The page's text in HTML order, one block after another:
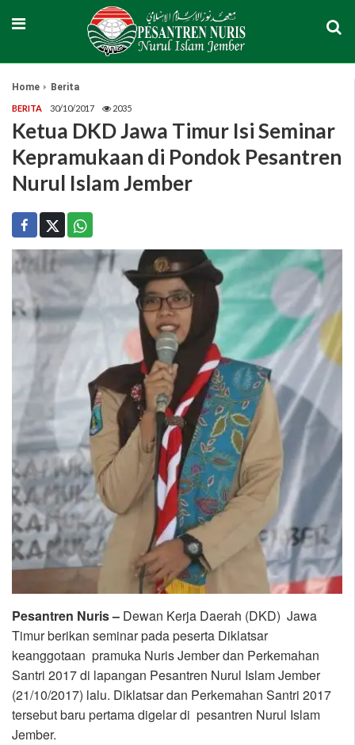
Home Berita
BERITA 30/10/2017 2035
Ketua DKD Jawa Timur Isi Seminar
Kepramukaan di Pondok Pesantren
Nurul Islam Jember
Pesantren Nuris – Dewan Kerja Daerah (DKD) Jawa
Timur berikan seminar pada peserta Diklatsar
keanggotaan pramuka Nuris Jember dan Perkemahan
Santri 2017 di lapangan Pesantren Nurul Islam Jember
(21/10/2017) lalu. Diklatsar dan Perkemahan Santri 2017
tersebut baru pertama digelar di pesantren Nurul Islam
Jember.